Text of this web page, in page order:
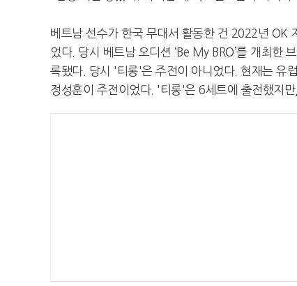
베트남 선수가 한국 무대서 활동한 건 2022년 OK
었다. 당시 베트남 오디션 ‘Be My BRO’를 개최한
록됐다. 당시 '티롱'은 주전이 아니었다. 현재는 유
정성훈이 주전이었다. '티롱'은 6세트에 출전했지